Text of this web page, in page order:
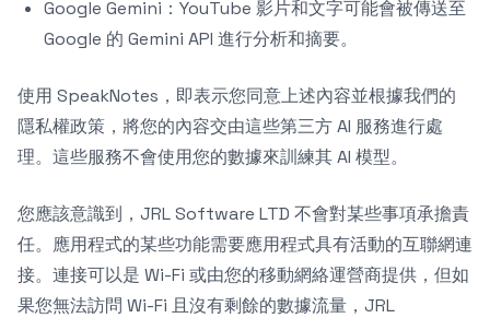
Google Gemini：YouTube 影片和文字可能會被傳送至
Google 的 Gemini API 進行分析和摘要。
使用 SpeakNotes，即表示您同意上述內容並根據我們的
隱私權政策，將您的內容交由這些第三方 AI 服務進行處
理。這些服務不會使用您的數據來訓練其 AI 模型。
您應該意識到，JRL Software LTD 不會對某些事項承擔責
任。應用程式的某些功能需要應用程式具有活動的互聯網連
接。連接可以是 Wi-Fi 或由您的移動網絡運營商提供，但如
果您無法訪問 Wi-Fi 且沒有剩餘的數據流量，JRL